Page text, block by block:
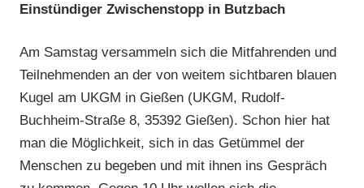
Einstündiger Zwischenstopp in Butzbach
Am Samstag versammeln sich die Mitfahrenden und
Teilnehmenden an der von weitem sichtbaren blauen
Kugel am UKGM in Gießen (UKGM, Rudolf-
Buchheim-Straße 8, 35392 Gießen). Schon hier hat
man die Möglichkeit, sich in das Getümmel der
Menschen zu begeben und mit ihnen ins Gespräch